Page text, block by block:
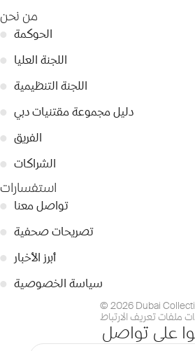
من نحن
● الحوكمة
● اللجنة العليا
● اللجنة التنظيمية
● دليل مجموعة مقتنيات دبي
● الفريق
● الشراكات
استفسارات
● تواصل معنا
● تصريحات صحفية
●
أبرز الأخبار
● سياسة الخصوصية
© 2026 Dubai
ملفات تعريف الارتباط
على تواصل